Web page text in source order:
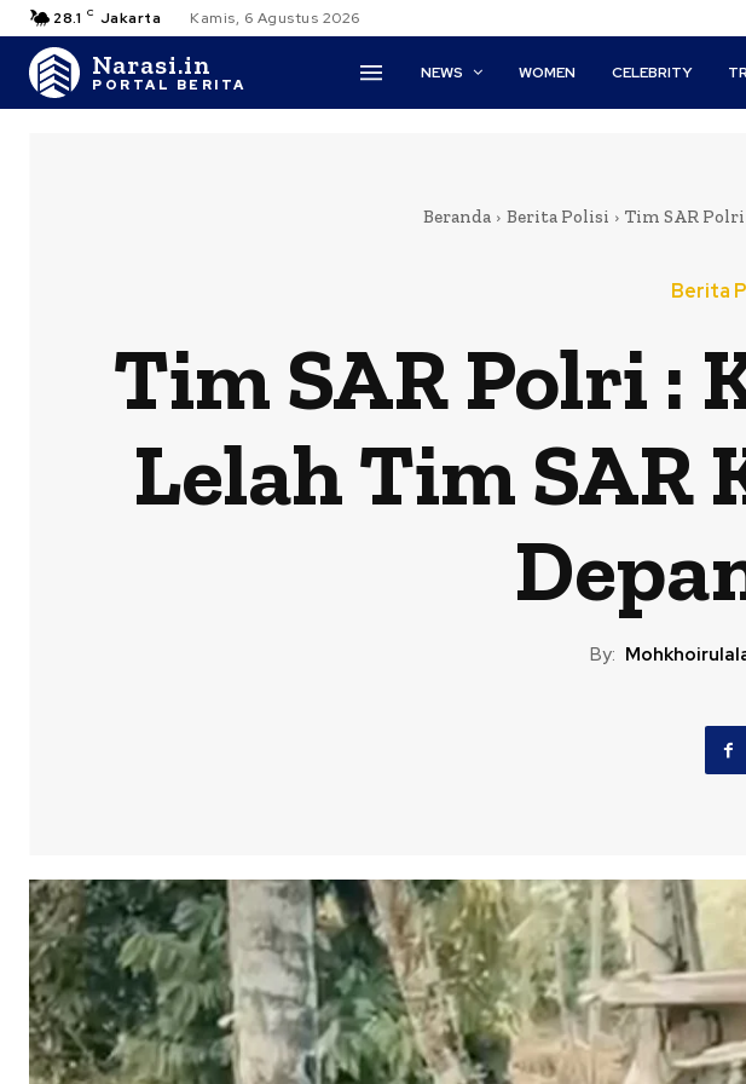
28.1 C Jakarta Kamis, 6 Agustus 2026
Narasi.in
PORTAL BERITA
NEWS WOMEN CELEBRITY
Beranda Berita Polisi Tim SAR
Berita
Tim SAR Polri :
Lelah Tim SAR
By: